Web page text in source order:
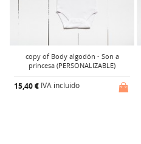
copy of Body algodón - Son a
princesa (PERSONALIZABLE)
15,40 € IVA incluido